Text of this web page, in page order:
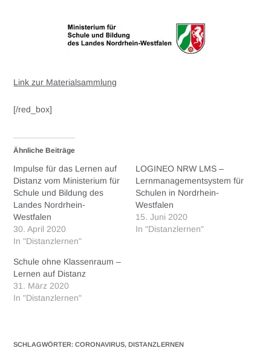
Link zur Materialsammlung
[/red_box]
Ähnliche Beiträge
Impulse für das Lernen auf
Distanz vom Ministerium für
Schule und Bildung des
Landes Nordrhein-
Westfalen
30. April 2020
In "Distanzlernen"
LOGINEO NRW LMS –
Lernmanagementsystem für
Schulen in Nordrhein-
Westfalen
15. Juni 2020
In "Distanzlernen"
Schule ohne Klassenraum –
Lernen auf Distanz
31. März 2020
In "Distanzlernen"
SCHLAGWÖRTER:CORONAVIRUS, DISTANZLERNEN